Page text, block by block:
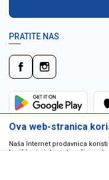
PRATITE NAS
Ova web-stranica
Naša Internet prodavnica
korišćenje interneta vašim
da pokrenu program ili da
jedinstveno dodeljeni vama, i